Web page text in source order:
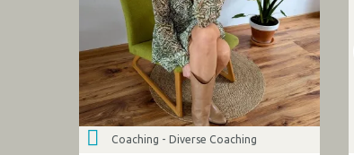
Coaching - Diverse Coaching